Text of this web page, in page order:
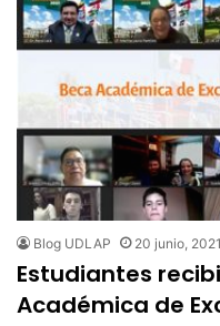
Blog UDLAP 20 junio, 2021
Estudiantes
Académica de